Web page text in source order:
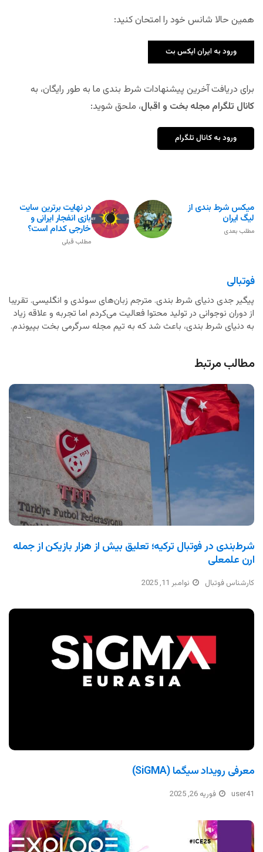
همین حالا شانس خود را امتحان کنید:
ورود به ایران ایکس بت
برای دریافت آخرین پیشنهادات شرط بندی ما به طور رایگان، به
کانال تلگرام مجله بخت و اقبال، ملحق شوید:
ورود به کانال تلگرام
در نهایت برترین سایت
بازی انفجار ایرانی و
خارجی کدام است؟
مطلب قبلی
میکس شرط بندی از
لیگ ایران
مطلب بعدی
فوتبالی
پیگیر جدی دنیای شرط بندی. مترجم زبان‌های سوئدی و انگلیسی. تقریبا
از دوران نوجوانی در تولید محتوا فعالیت می‌کردم اما تجربه و علاقه زیاد
به دنیای شرط بندی، باعث شد که به تیم مجله سرگرمی بخت بپیوندم.
مطالب مرتبط
شرط‌بندی در فوتبال ترکیه؛ تعلیق بیش از هزار بازیکن از جمله
ارن علمعلی
کارشناس فوتبال نوامبر 11, 2025
معرفی رویداد سیگما (SiGMA)
user41 فوریه 26, 2025